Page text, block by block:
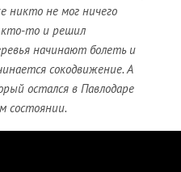
никто не мог ничего
кто-то и решил
начинают болеть и
сокодвижение. А
остался в Павлодаре
состоянии.